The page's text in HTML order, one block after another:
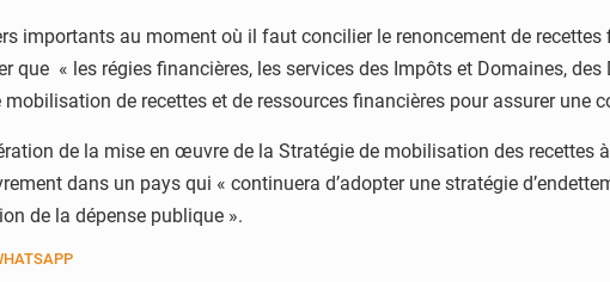
importants au moment où il faut concilier le renoncement de
que « les régies financières, les services des Impôts et Domaines,
de recettes et de ressources financières pour assurer une
de la mise en œuvre de la Stratégie de mobilisation des recettes
dans un pays qui « continuera d’adopter une stratégie
de la dépense publique ».